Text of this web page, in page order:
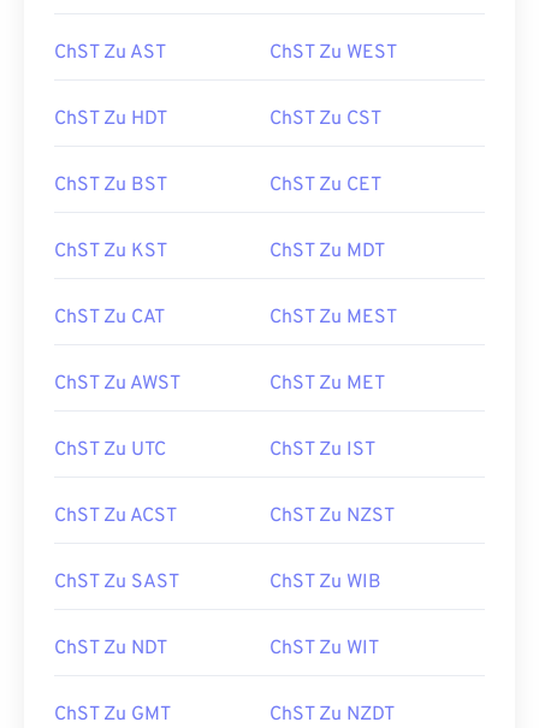
ChST Zu AST ChST Zu WEST
ChST Zu HDT ChST Zu CST
ChST Zu BST ChST Zu CET
ChST Zu KST ChST Zu MDT
ChST Zu CAT ChST Zu MEST
ChST Zu AWST ChST Zu MET
ChST Zu UTC ChST Zu IST
ChST Zu ACST ChST Zu NZST
ChST Zu SAST ChST Zu WIB
ChST Zu NDT ChST Zu WIT
ChST Zu GMT ChST Zu NZDT